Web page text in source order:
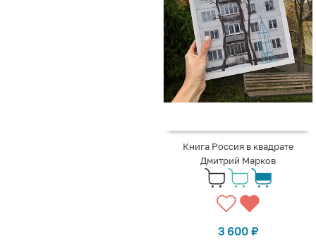
Книга Россия в квадрате
Дмитрий Марков
3 600 ₽